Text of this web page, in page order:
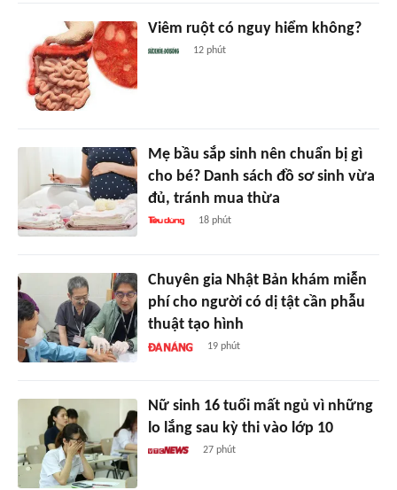
Viêm ruột có nguy hiểm không?
12 phút
Mẹ bầu sắp sinh nên chuẩn bị gì
cho bé? Danh sách đồ sơ sinh vừa
đủ, tránh mua thừa
18 phút
Chuyên gia Nhật Bản khám miễn
phí cho người có dị tật cần phẫu
thuật tạo hình
19 phút
Nữ sinh 16 tuổi mất ngủ vì những
lo lắng sau kỳ thi vào lớp 10
27 phút